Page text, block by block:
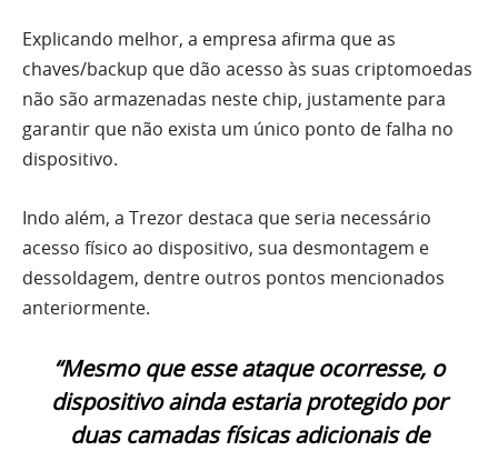
Explicando melhor, a empresa afirma que as
chaves/backup que dão acesso às suas criptomoedas
não são armazenadas neste chip, justamente para
garantir que não exista um único ponto de falha no
dispositivo.
Indo além, a Trezor destaca que seria necessário
acesso físico ao dispositivo, sua desmontagem e
dessoldagem, dentre outros pontos mencionados
anteriormente.
“Mesmo que esse ataque ocorresse, o
dispositivo ainda estaria protegido por
duas camadas físicas adicionais de